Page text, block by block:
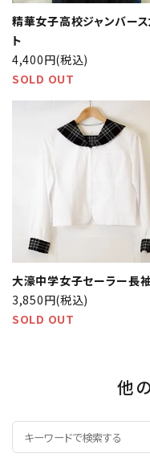
精華女子高校ジャンバー
ト
4,400円(税込)
SOLD OUT
大濠中学女子セーラー長
3,850円(税込)
SOLD OUT
他